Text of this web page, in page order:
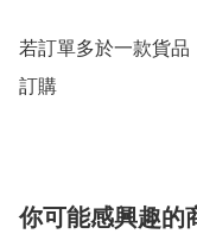
若訂單多於一款貨
你可能感興趣的